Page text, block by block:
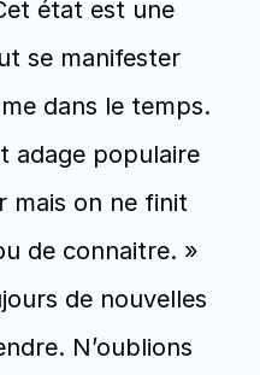
état est une
se manifester
dans le temps.
adage populaire
mais on ne finit
de connaitre. »
de nouvelles
N’oublions